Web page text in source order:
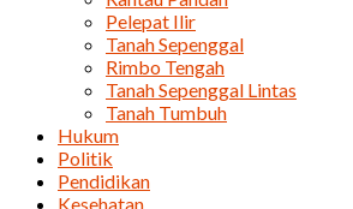
Pelepat Ilir
Tanah Sepenggal
Rimbo Tengah
Tanah Sepenggal Lintas
Tanah Tumbuh
Hukum
Politik
Pendidikan
Kesehatan